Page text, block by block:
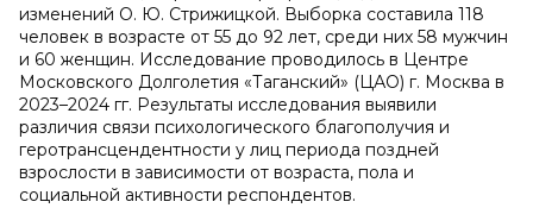
изменений О. Ю. Стрижицкой. Выборка составила 118
человек в возрасте от 55 до 92 лет, среди них 58 мужчин
и 60 женщин. Исследование проводилось в Центре
Московского Долголетия «Таганский» (ЦАО) г. Москва в
2023–2024 гг. Результаты исследования выявили
различия связи психологического благополучия и
геротрансцендентности у лиц периода поздней
взрослости в зависимости от возраста, пола и
социальной активности респондентов.